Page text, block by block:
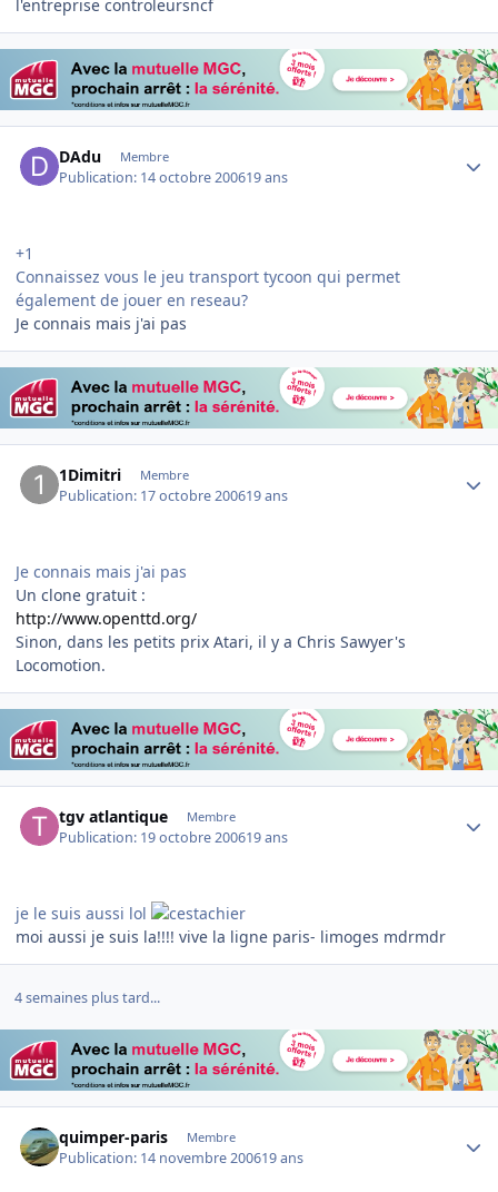
l'entreprise controleursncf
DAdu Membre
Publication: 14 octobre 200619 ans
+1
Connaissez vous le jeu transport tycoon qui permet
également de jouer en reseau?
Je connais mais j'ai pas
1Dimitri Membre
Publication: 17 octobre 200619 ans
Je connais mais j'ai pas
Un clone gratuit :
http://www.openttd.org/
Sinon, dans les petits prix Atari, il y a Chris Sawyer's
Locomotion.
tgv atlantique Membre
Publication: 19 octobre 200619 ans
je le suis aussi lol
moi aussi je suis la!!!! vive la ligne paris- limoges mdrmdr
4 semaines plus tard...
quimper-paris Membre
Publication: 14 novembre 200619 ans